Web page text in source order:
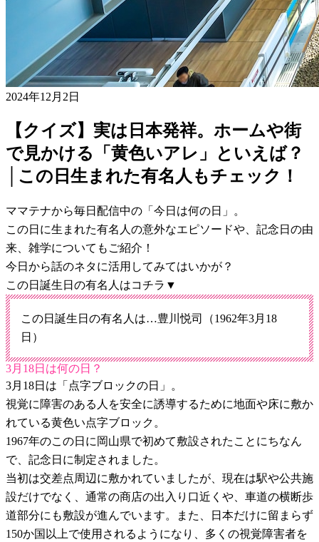
2024年12月2日
【クイズ】実は日本発祥。ホームや街
で見かける「黄色いアレ」といえば？
│この日生まれた有名人もチェック！
ママテナから毎日配信中の「今日は何の日」。
この日に生まれた有名人の意外なエピソードや、記念日の由
来、雑学についてもご紹介！
今日から話のネタに活用してみてはいかが？
この日誕生日の有名人はコチラ▼
この日誕生日の有名人は…豊川悦司（1962年3月18
日）
3月18日は何の日？
3月18日は「点字ブロックの日」。
視覚に障害のある人を安全に誘導するために地面や床に敷か
れている黄色い点字ブロック。
1967年のこの日に岡山県で初めて敷設されたことにちなん
で、記念日に制定されました。
当初は交差点周辺に敷かれていましたが、現在は駅や公共施
設だけでなく、通常の商店の出入り口近くや、車道の横断歩
道部分にも敷設が進んでいます。また、日本だけに留まらず
150か国以上で使用されるようになり、多くの視覚障害者を